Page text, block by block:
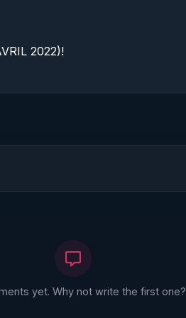
2022)!
yet. Why not write the first one?